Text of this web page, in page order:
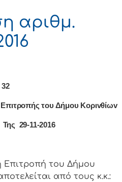
αριθμ.
32
Επιτρoπής τoυ Δήμoυ Κoριvθίωv
Της 29-11-2016
τoυ Δήμoυ
από τoυς κ.κ.: